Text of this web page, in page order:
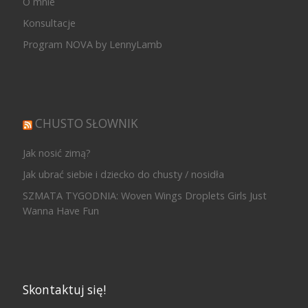
Konsultacje
Program NOVA by LennyLamb
CHUSTO SŁOWNIK
Jak nosić zimą?
Jak ubrać siebie i dziecko do chusty / nosidła
SZMATA TYGODNIA: Woven Wings Droplets Girls Just
Wanna Have Fun
Skontaktuj się!